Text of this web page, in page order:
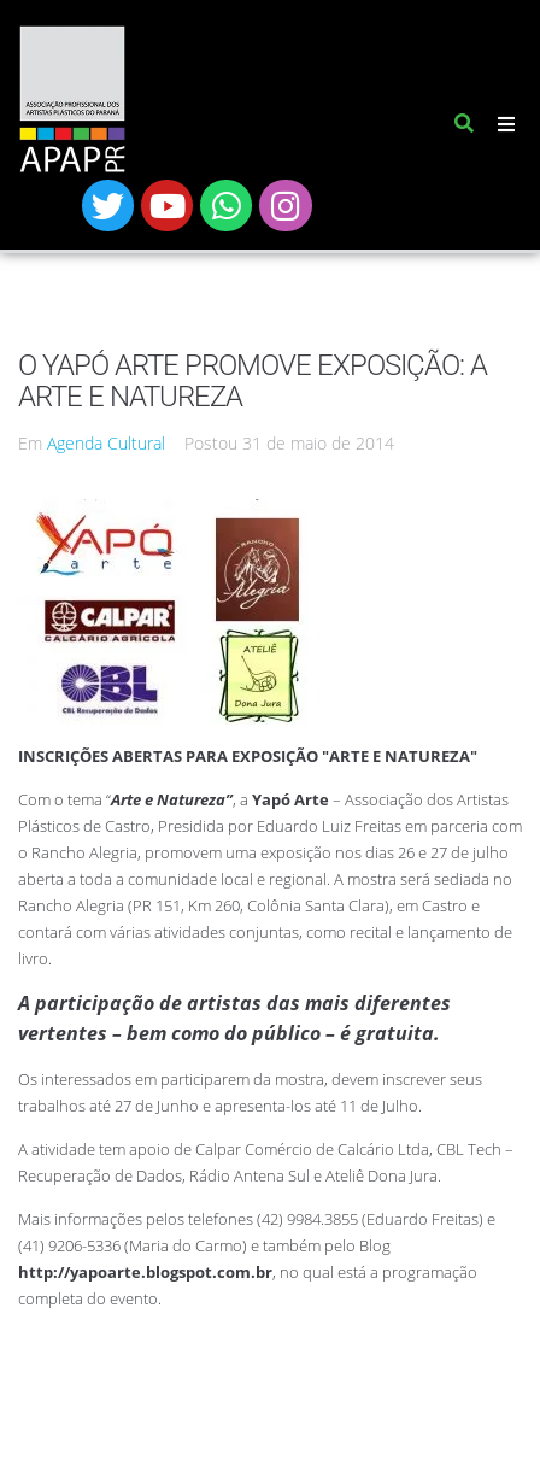
O YAPÓ ARTE PROMOVE EXPOSIÇÃO: A
ARTE E NATUREZA
Em Agenda Cultural Postou 31 de maio de 2014
INSCRIÇÕES ABERTAS PARA EXPOSIÇÃO "ARTE E NATUREZA"
Com o tema “Arte e Natureza”, a Yapó Arte – Associação dos Artistas
Plásticos de Castro, Presidida por Eduardo Luiz Freitas em parceria com
o Rancho Alegria, promovem uma exposição nos dias 26 e 27 de julho
aberta a toda a comunidade local e regional. A mostra será sediada no
Rancho Alegria (PR 151, Km 260, Colônia Santa Clara), em Castro e
contará com várias atividades conjuntas, como recital e lançamento de
livro.
A participação de artistas das mais diferentes
vertentes – bem como do público – é gratuita.
Os interessados em participarem da mostra, devem inscrever seus
trabalhos até 27 de Junho e apresenta-los até 11 de Julho.
A atividade tem apoio de Calpar Comércio de Calcário Ltda, CBL Tech –
Recuperação de Dados, Rádio Antena Sul e Ateliê Dona Jura.
Mais informações pelos telefones (42) 9984.3855 (Eduardo Freitas) e
(41) 9206-5336 (Maria do Carmo) e também pelo Blog
http://yapoarte.blogspot.com.br, no qual está a programação
completa do evento.